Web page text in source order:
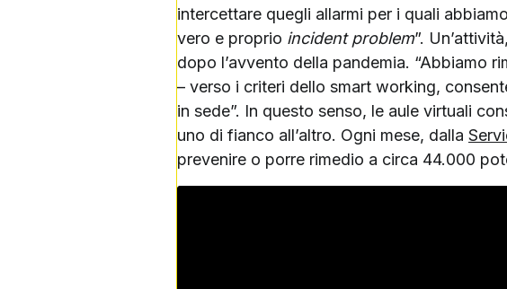
intercettare quegli allarmi per i quali
vero e proprio incident problem”.
dopo l’avvento della pandemia. “Abbiamo
– verso i criteri dello smart working,
in sede”. In questo senso, le aule virtuali
uno di fianco all’altro. Ogni mese, dalla
prevenire o porre rimedio a circa 44.000